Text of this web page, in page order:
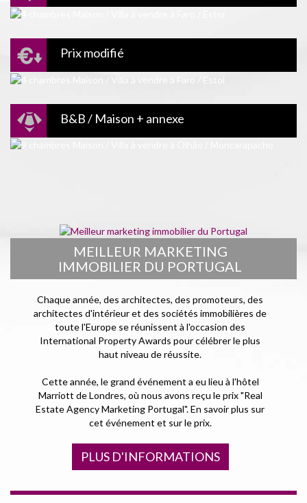
Prix modifié
B&B / Maison + annexe
MEILLEUR MARKETING
IMMOBILIER DU PORTUGAL
Chaque année, des architectes, des promoteurs, des
architectes d'intérieur et des sociétés immobilières de
toute l'Europe se réunissent à l'occasion des
International Property Awards pour célébrer le plus
haut niveau de réussite.
Cette année, le grand événement a eu lieu à l'hôtel
Marriott de Londres, où nous avons reçu le prix "Real
Estate Agency Marketing Portugal". En savoir plus sur
cet événement et sur le prix.
PLUS D'INFORMATIONS